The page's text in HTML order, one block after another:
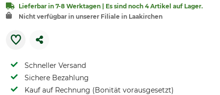
Lieferbar in 7-8 Werktagen | Es sind noch 4 Artikel auf Lager.
Nicht verfügbar in unserer Filiale in Laakirchen
Schneller Versand
Sichere Bezahlung
Kauf auf Rechnung (Bonität vorausgesetzt)